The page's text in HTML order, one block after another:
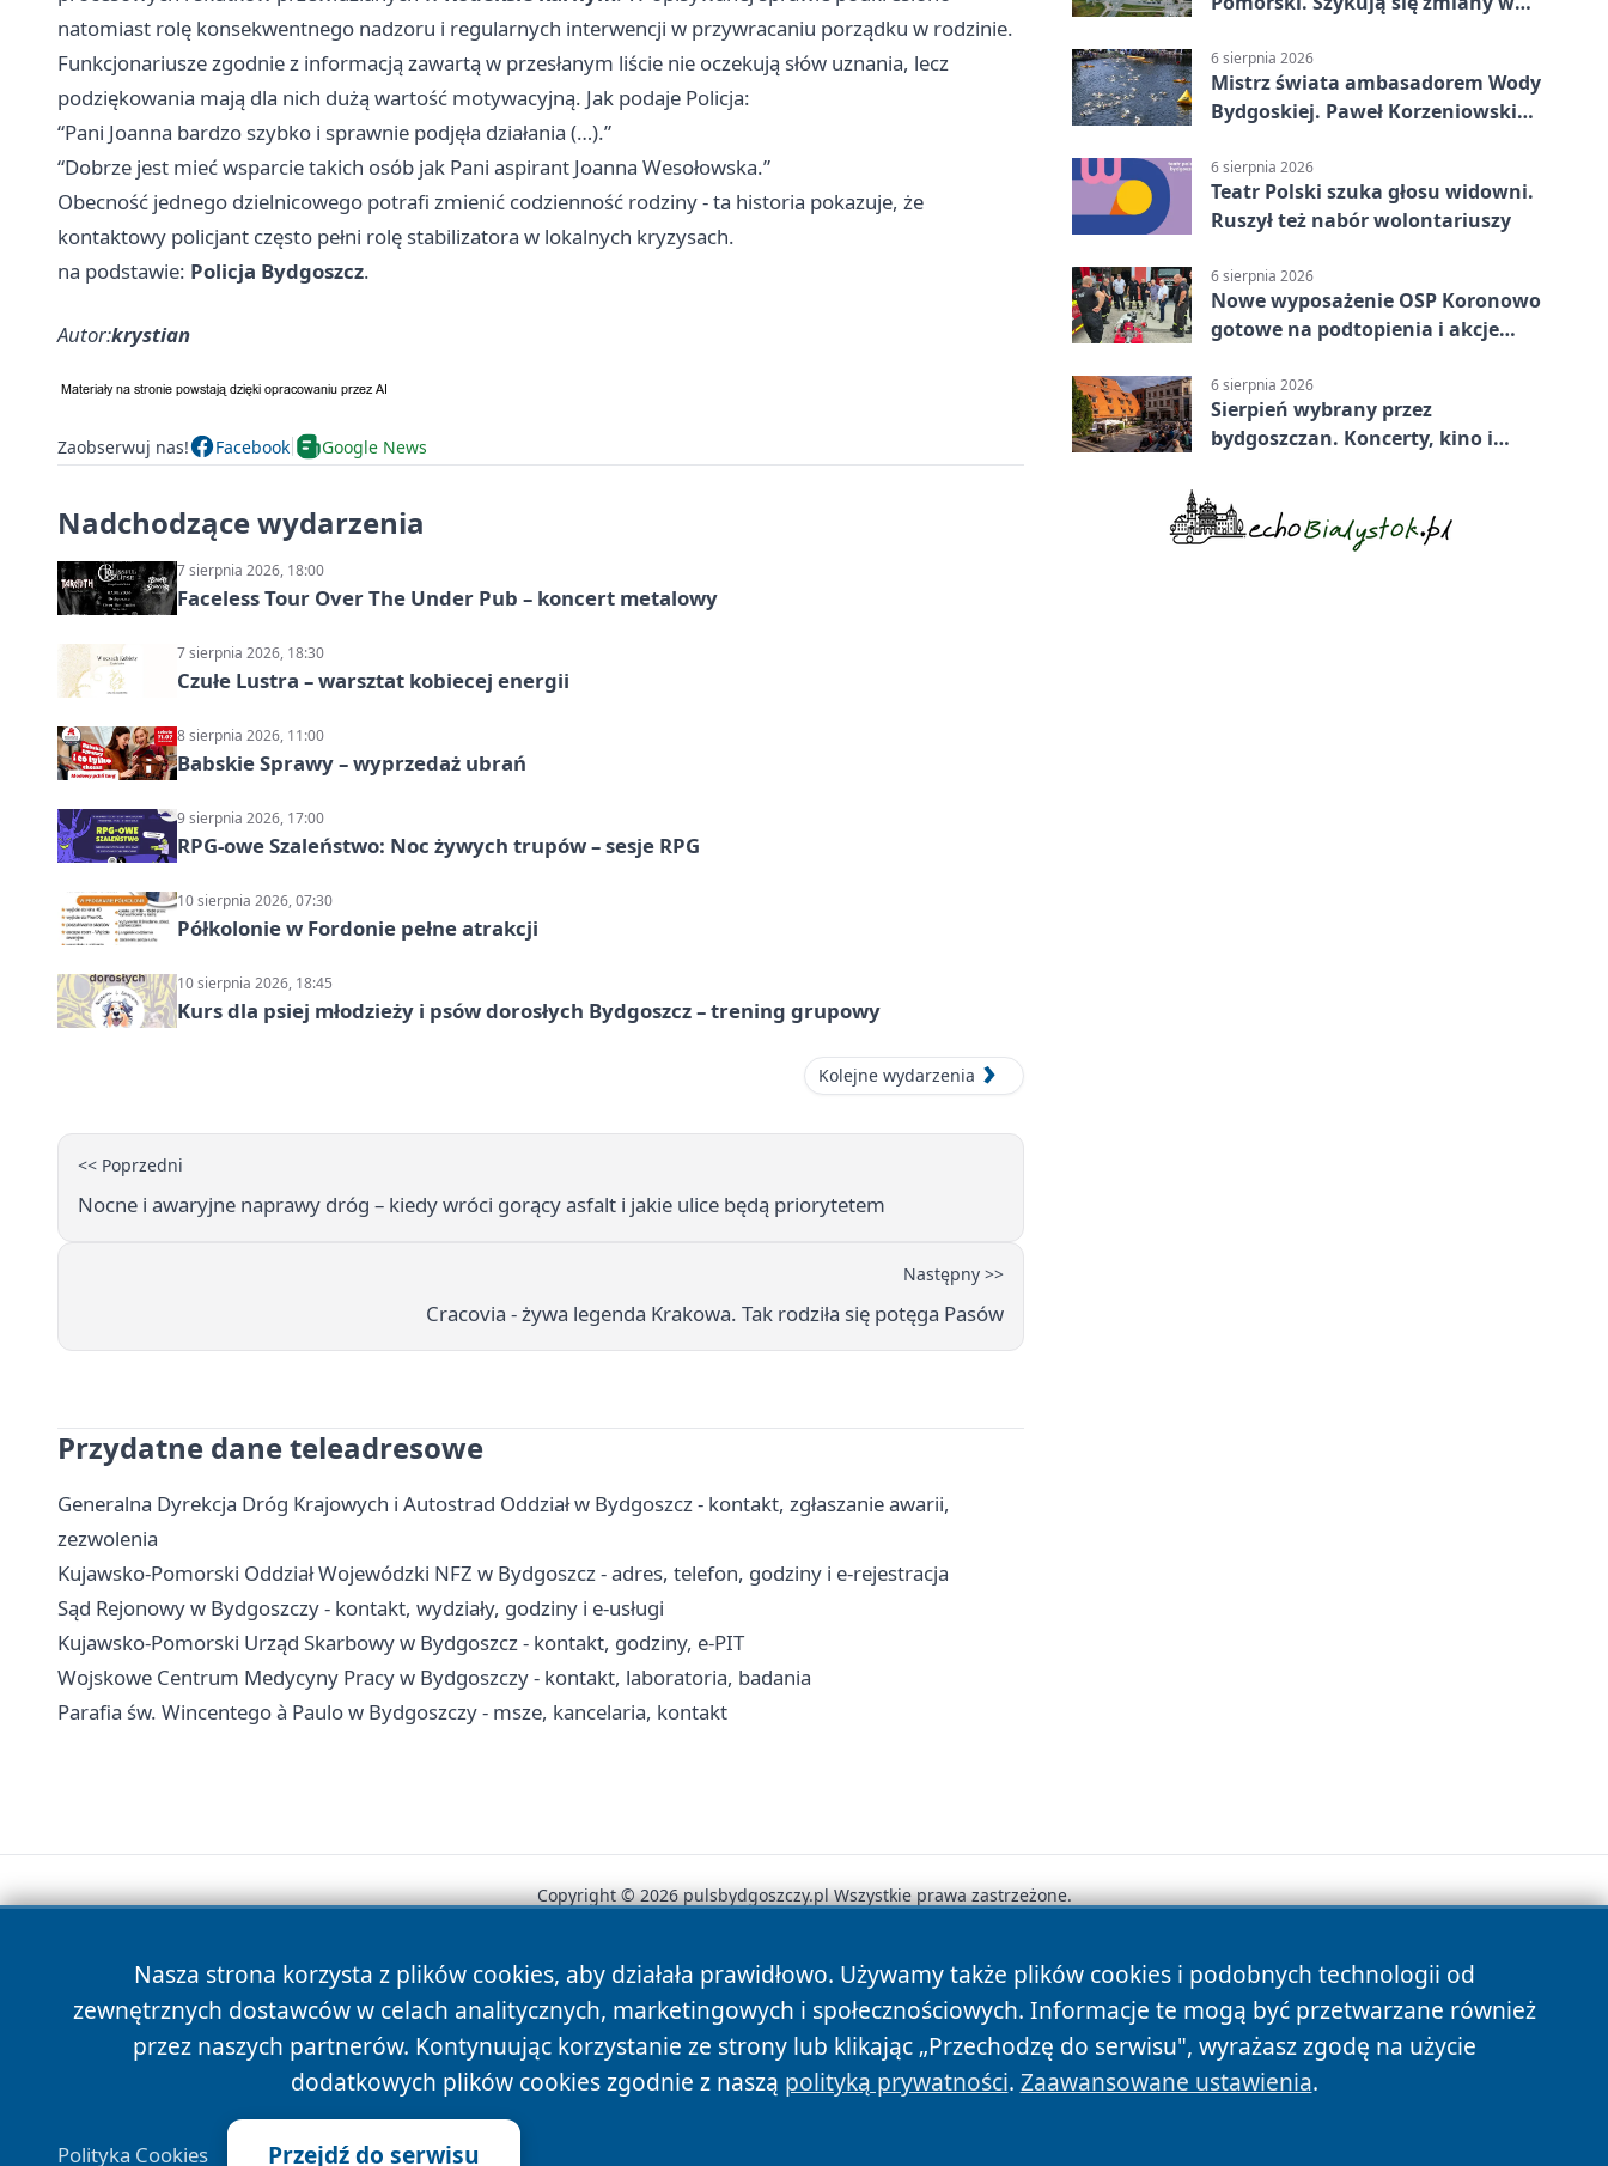
natomiast rolę konsekwentnego nadzoru i regularnych interwencji w przywracaniu porządku w rodzinie.
Funkcjonariusze zgodnie z informacją zawartą w przesłanym liście nie oczekują słów uznania, lecz
podziękowania mają dla nich dużą wartość motywacyjną. Jak podaje Policja:
“Pani Joanna bardzo szybko i sprawnie podjęła działania (…).”
“Dobrze jest mieć wsparcie takich osób jak Pani aspirant Joanna Wesołowska.”
Obecność jednego dzielnicowego potrafi zmienić codzienność rodziny - ta historia pokazuje, że
kontaktowy policjant często pełni rolę stabilizatora w lokalnych kryzysach.
na podstawie: Policja Bydgoszcz.
Autor:krystian
Zaobserwuj nas! Facebook Google News
Nadchodzące wydarzenia
7 sierpnia 2026, 18:00
Faceless Tour Over The Under Pub – koncert metalowy
7 sierpnia 2026, 18:30
Czułe Lustra – warsztat kobiecej energii
8 sierpnia 2026, 11:00
Babskie Sprawy – wyprzedaż ubrań
9 sierpnia 2026, 17:00
RPG-owe Szaleństwo: Noc żywych trupów – sesje RPG
10 sierpnia 2026, 07:30
Półkolonie w Fordonie pełne atrakcji
10 sierpnia 2026, 18:45
Kurs dla psiej młodzieży i psów dorosłych Bydgoszcz – trening grupowy
Kolejne wydarzenia
<< Poprzedni
Nocne i awaryjne naprawy dróg – kiedy wróci gorący asfalt i jakie ulice będą priorytetem
Następny >>
Cracovia - żywa legenda Krakowa. Tak rodziła się potęga Pasów
Przydatne dane teleadresowe
Generalna Dyrekcja Dróg Krajowych i Autostrad Oddział w Bydgoszcz - kontakt, zgłaszanie awarii,
zezwolenia
Kujawsko-Pomorski Oddział Wojewódzki NFZ w Bydgoszcz - adres, telefon, godziny i e-rejestracja
Sąd Rejonowy w Bydgoszczy - kontakt, wydziały, godziny i e-usługi
Kujawsko-Pomorski Urząd Skarbowy w Bydgoszcz - kontakt, godziny, e-PIT
Wojskowe Centrum Medycyny Pracy w Bydgoszczy - kontakt, laboratoria, badania
Parafia św. Wincentego à Paulo w Bydgoszczy - msze, kancelaria, kontakt
6 sierpnia 2026
Mistrz świata ambasadorem Wody
Bydgoskiej. Paweł Korzeniowski
6 sierpnia 2026
Teatr Polski szuka głosu widowni.
Ruszył też nabór wolontariuszy
6 sierpnia 2026
Nowe wyposażenie OSP Koronowo
gotowe na podtopienia i akcje
6 sierpnia 2026
Sierpień wybrany przez
bydgoszczan. Koncerty, kino i
Nasza strona korzysta z plików cookies, aby działała prawidłowo. Używamy także plików cookies i podobnych technologii od
zewnętrznych dostawców w celach analitycznych, marketingowych i społecznościowych. Informacje te mogą być przetwarzane również
przez naszych partnerów. Kontynuując korzystanie ze strony lub klikając „Przechodzę do serwisu", wyrażasz zgodę na użycie
dodatkowych plików cookies zgodnie z naszą polityką prywatności. Zaawansowane ustawienia.
Polityka Cookies Przejdź do serwisu
Copyright © 2026 pulsbydgoszczy.pl Wszystkie prawa zastrzeżone.
News Autorzy Polityka Prywatności Polityka Cookies